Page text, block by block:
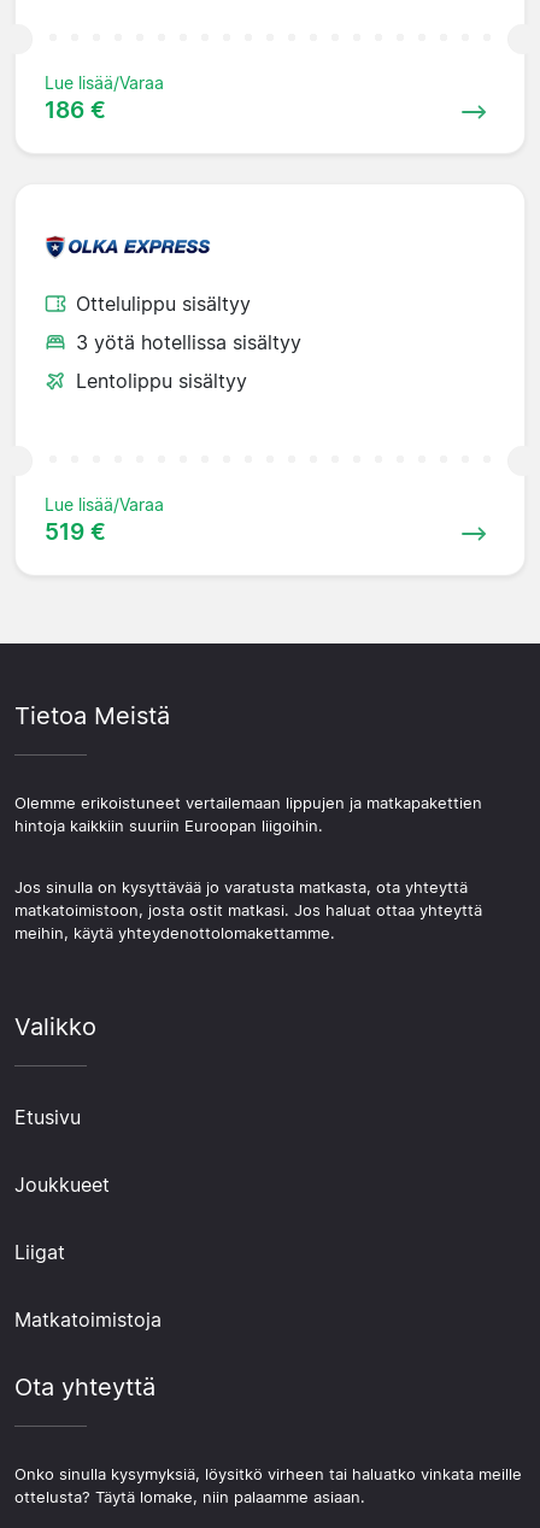
Lue lisää/Varaa
186 €
Ottelulippu sisältyy
3 yötä hotellissa sisältyy
Lentolippu sisältyy
Lue lisää/Varaa
519 €
Tietoa Meistä
Olemme erikoistuneet vertailemaan lippujen ja matkapakettien
hintoja kaikkiin suuriin Euroopan liigoihin.
Jos sinulla on kysyttävää jo varatusta matkasta, ota yhteyttä
matkatoimistoon, josta ostit matkasi. Jos haluat ottaa yhteyttä
meihin, käytä yhteydenottolomakettamme.
Valikko
Etusivu
Joukkueet
Liigat
Matkatoimistoja
Ota yhteyttä
Onko sinulla kysymyksiä, löysitkö virheen tai haluatko vinkata meille
ottelusta? Täytä lomake, niin palaamme asiaan.